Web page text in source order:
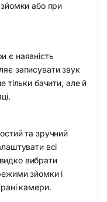
зйомки або при
є наявність
записувати звук
тільки бачити, але й
та зручний
всі
вибрати
зйомки і
камери.